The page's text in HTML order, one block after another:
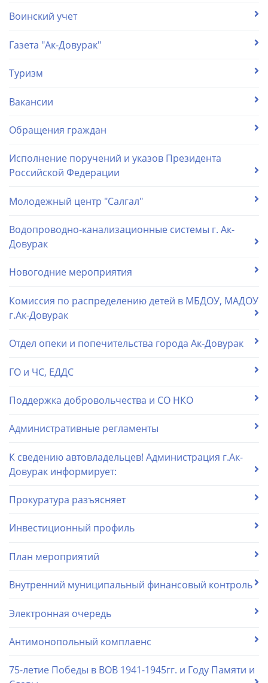
Воинский учет
Газета "Ак-Довурак"
Туризм
Вакансии
Обращения граждан
Исполнение поручений и указов Президента
Российской Федерации
Молодежный центр "Салгал"
Водопроводно-канализационные системы г. Ак-
Довурак
Новогодние мероприятия
Комиссия по распределению детей в МБДОУ, МАДОУ
г.Ак-Довурак
Отдел опеки и попечительства города Ак-Довурак
ГО и ЧС, ЕДДС
Поддержка добровольчества и СО НКО
Административные регламенты
К сведению автовладельцев! Администрация г.Ак-
Довурак информирует:
Прокуратура разъясняет
Инвестиционный профиль
План мероприятий
Внутренний муниципальный финансовый контроль
Электронная очередь
Антимонопольный комплаенс
75-летие Победы в ВОВ 1941-1945гг. и Году Памяти и